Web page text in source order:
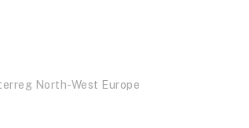
North-West Europe